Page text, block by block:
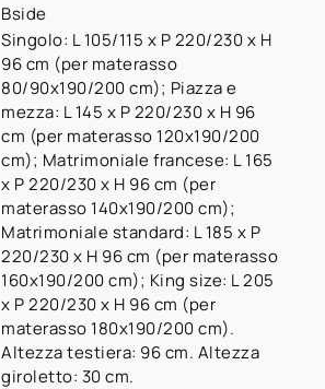
Bside
Singolo: L 105/115 x P 220/230 x H
96 cm (per materasso
80/90x190/200 cm); Piazza e
mezza: L 145 x P 220/230 x H 96
cm (per materasso 120x190/200
cm); Matrimoniale francese: L 165
x P 220/230 x H 96 cm (per
materasso 140x190/200 cm);
Matrimoniale standard: L 185 x P
220/230 x H 96 cm (per materasso
160x190/200 cm); King size: L 205
x P 220/230 x H 96 cm (per
materasso 180x190/200 cm).
Altezza testiera: 96 cm. Altezza
giroletto: 30 cm.